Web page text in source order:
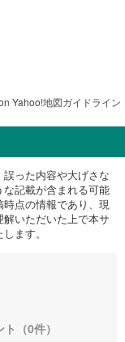
Yahoo!地図ガイドライン
った内容や大げさな
記載が含まれる可能
点の情報であり、現
いただいた上で本サ
ます。
ト（0件）